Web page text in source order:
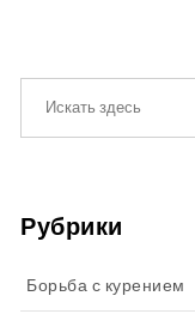
Рубрики
Борьба с курением